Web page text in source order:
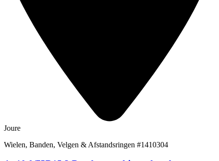
Joure
Wielen, Banden, Velgen & Afstandsringen #1410304